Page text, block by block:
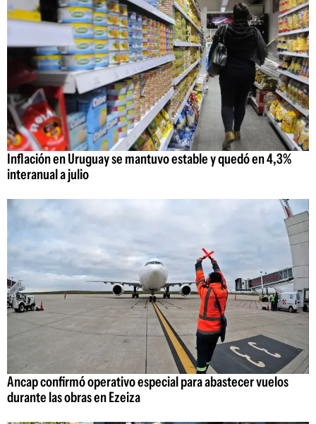
Inflación en Uruguay se mantuvo estable y quedó en 4,3%
interanual a julio
Ancap confirmó operativo especial para abastecer vuelos
durante las obras en Ezeiza